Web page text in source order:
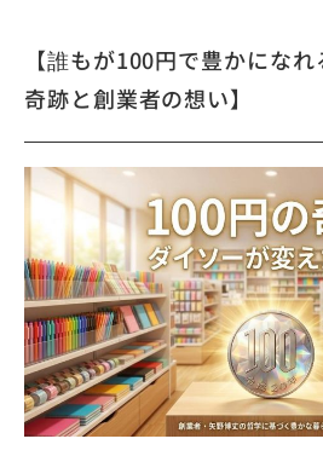
【誰もが100円で豊かにな
奇跡と創業者の想い】